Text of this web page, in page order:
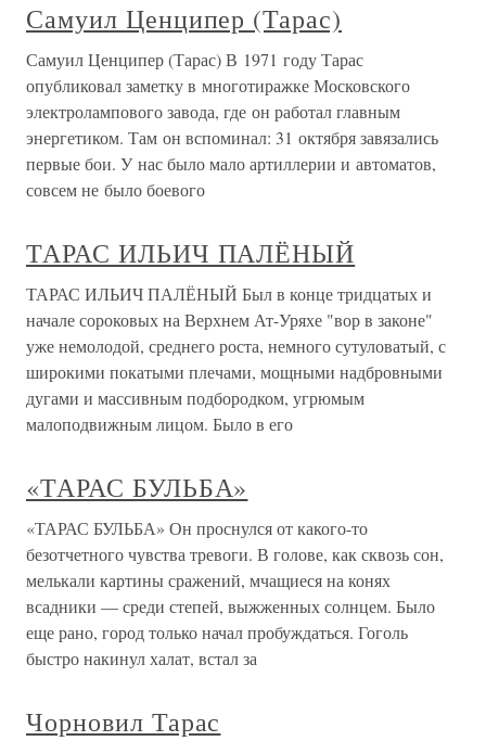
Самуил Ценципер (Тарас)
Самуил Ценципер (Тарас) В 1971 году Тарас
опубликовал заметку в многотиражке Московского
электролампового завода, где он работал главным
энергетиком. Там он вспоминал: 31 октября завязались
первые бои. У нас было мало артиллерии и автоматов,
совсем не было боевого
ТАРАС ИЛЬИЧ ПАЛЁНЫЙ
ТАРАС ИЛЬИЧ ПАЛЁНЫЙ Был в конце тридцатых и
начале сороковых на Верхнем Ат-Уряхе "вор в законе"
уже немолодой, среднего роста, немного сутуловатый, с
широкими покатыми плечами, мощными надбровными
дугами и массивным подбородком, угрюмым
малоподвижным лицом. Было в его
«ТАРАС БУЛЬБА»
«ТАРАС БУЛЬБА» Он проснулся от какого-то
безотчетного чувства тревоги. В голове, как сквозь сон,
мелькали картины сражений, мчащиеся на конях
всадники — среди степей, выжженных солнцем. Было
еще рано, город только начал пробуждаться. Гоголь
быстро накинул халат, встал за
Чорновил Тарас